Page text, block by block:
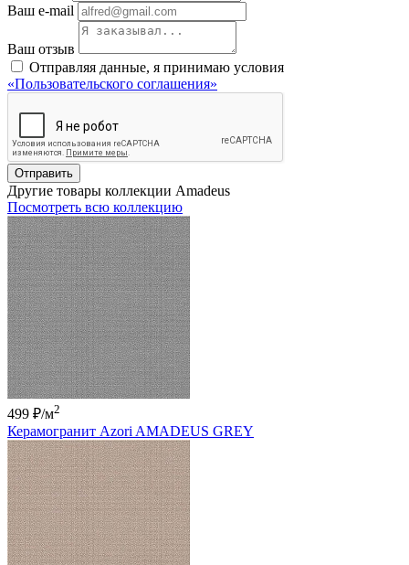
Ваш e-mail
Ваш отзыв
Отправляя данные, я принимаю условия
«Пользовательского соглашения»
Отправить
Другие товары коллекции Amadeus
Посмотреть всю коллекцию
499 ₽/м2
Керамогранит Azori AMADEUS GREY